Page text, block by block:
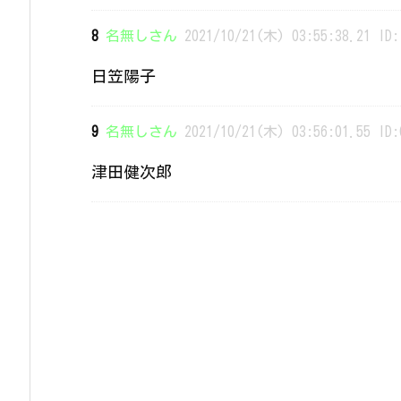
8 名無しさん 2021/10/21(木) 03:55:38.21
日笠陽子
9 名無しさん 2021/10/21(木) 03:56:01.55
津田健次郎